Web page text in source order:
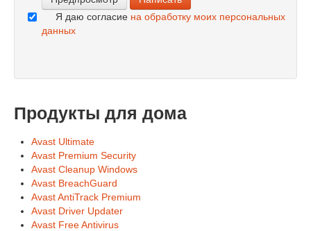
Я даю согласие на обработку моих персональных
данных
Продукты для дома
Avast Ultimate
Avast Premium Security
Avast Cleanup Windows
Avast BreachGuard
Avast AntiTrack Premium
Avast Driver Updater
Avast Free Antivirus